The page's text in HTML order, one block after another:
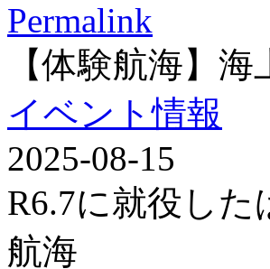
Permalink
【体験航海】
イベント情報
2025-08-15
R6.7に就役し
航海